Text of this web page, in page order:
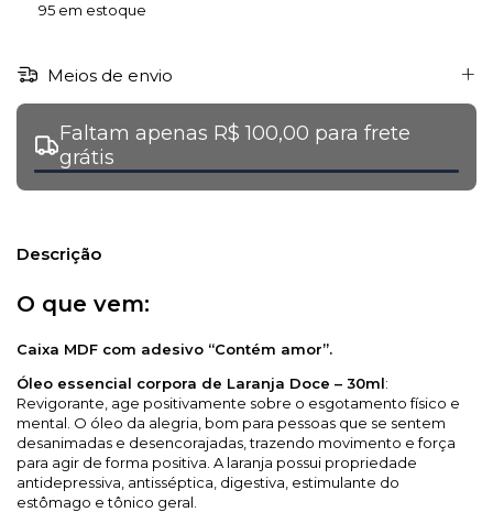
95em estoque
Meios de envio
Faltam apenas R$ 100,00 para frete
grátis
Descrição
O que vem:
Caixa MDF com adesivo “Contém amor”.
Óleo essencial corpora de Laranja Doce – 30ml:
Revigorante, age positivamente sobre o esgotamento físico e
mental. O óleo da alegria, bom para pessoas que se sentem
desanimadas e desencorajadas, trazendo movimento e força
para agir de forma positiva. A laranja possui propriedade
antidepressiva, antisséptica, digestiva, estimulante do
estômago e tônico geral.